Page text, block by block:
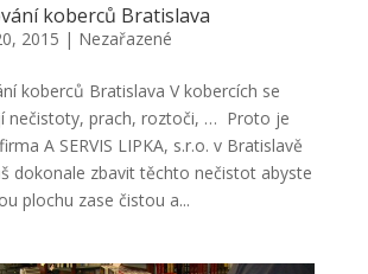
koberců Bratislava
2015 | Nezařazené
koberců Bratislava V kobercích se
nečistoty, prach, roztoči, … Proto je
A SERVIS LIPKA, s.r.o. v Bratislavě
dokonale zbavit těchto nečistot abyste
plochu zase čistou a...